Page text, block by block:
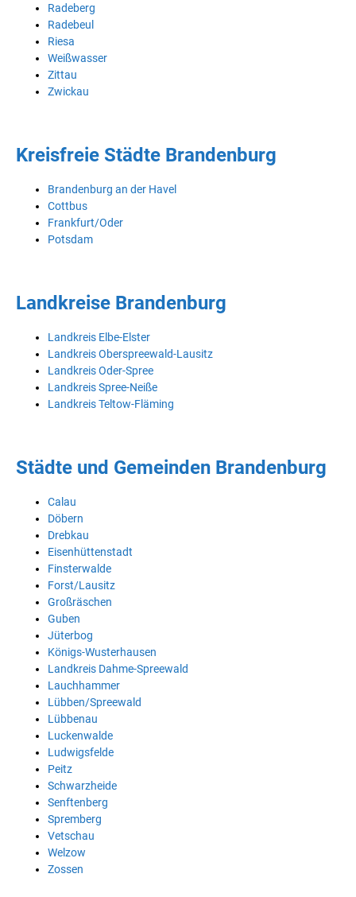
Radeberg
Radebeul
Riesa
Weißwasser
Zittau
Zwickau
Kreisfreie Städte Brandenburg
Brandenburg an der Havel
Cottbus
Frankfurt/Oder
Potsdam
Landkreise Brandenburg
Landkreis Elbe-Elster
Landkreis Oberspreewald-Lausitz
Landkreis Oder-Spree
Landkreis Spree-Neiße
Landkreis Teltow-Fläming
Städte und Gemeinden Brandenburg
Calau
Döbern
Drebkau
Eisenhüttenstadt
Finsterwalde
Forst/Lausitz
Großräschen
Guben
Jüterbog
Königs-Wusterhausen
Landkreis Dahme-Spreewald
Lauchhammer
Lübben/Spreewald
Lübbenau
Luckenwalde
Ludwigsfelde
Peitz
Schwarzheide
Senftenberg
Spremberg
Vetschau
Welzow
Zossen